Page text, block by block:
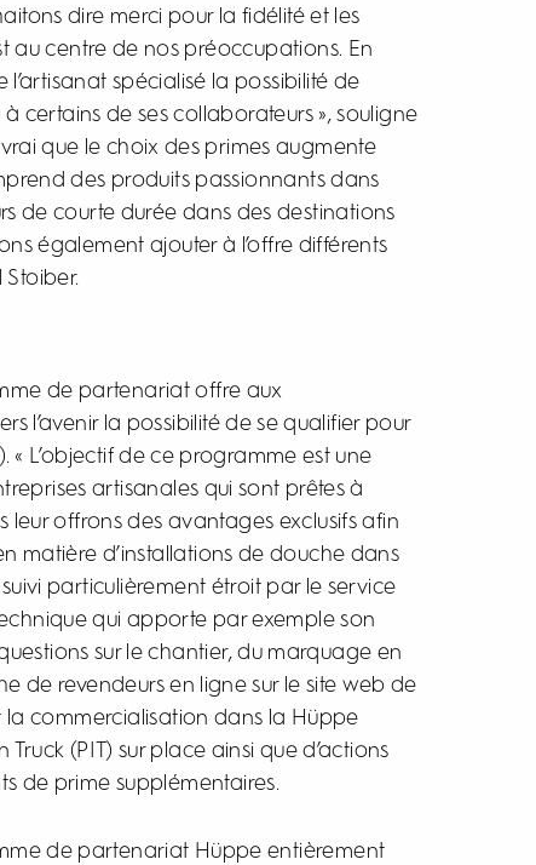
dire merci pour la fidélité et les
au centre de nos préoccupations. En
spécialisé la possibilité de
certains de ses collaborateurs », souligne
vrai que le choix des primes augmente
des produits passionnants dans
de courte durée dans des destinations
également ajouter à l’offre différents
de partenariat offre aux
l’avenir la possibilité de se qualifier pour
« L’objectif de ce programme est une
artisanales qui sont prêtes à
leur offrons des avantages exclusifs afin
matière d’installations de douche dans
suivi particulièrement étroit par le service
qui apporte par exemple son
sur le chantier, du marquage en
de revendeurs en ligne sur le site web de
la commercialisation dans la Hüppe
(PIT) sur place ainsi que d’actions
de prime supplémentaires.
de partenariat Hüppe entièrement